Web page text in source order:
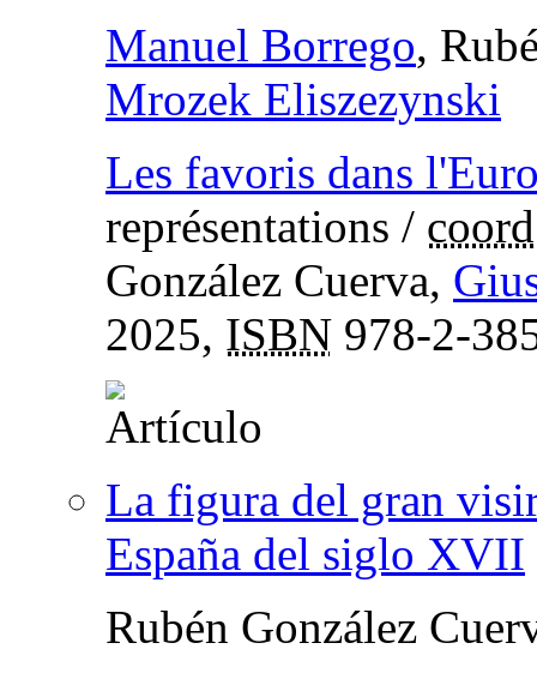
Manuel Borrego,
Mrozek Eliszezynski
Les favoris dans
représentations /
González Cuerva,
2025, ISBN 978-2-
La figura del gran
España del siglo XVII
Rubén González